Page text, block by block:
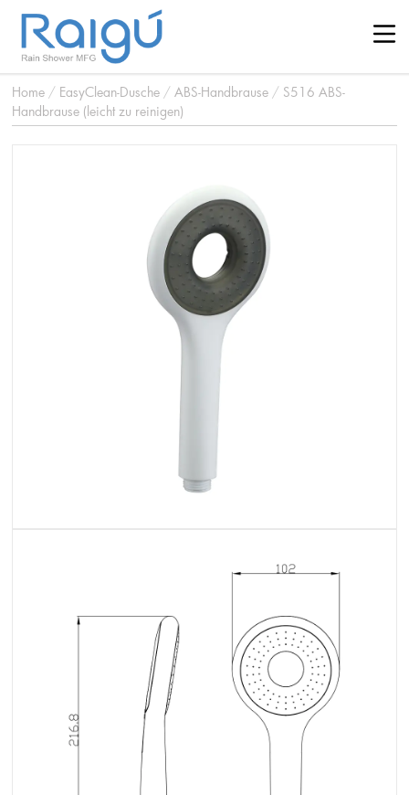
Home / EasyClean-Dusche /ABS-Handbrause / S516 ABS-
Handbrause (leicht zu reinigen)